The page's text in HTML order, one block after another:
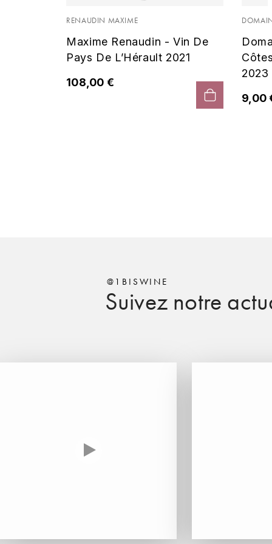
RENAUDIN MAXIME
Maxime Renaudin - Vin De
Pays De L’Hérault 2021
108,00 €
2023
9,00
Suivez notre
@1BISWINE